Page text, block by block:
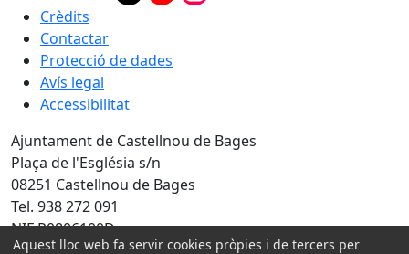
Crèdits
Contactar
Protecció de dades
Avís legal
Accessibilitat
Ajuntament de Castellnou de Bages
Plaça de l'Església s/n
08251 Castellnou de Bages
Tel. 938 272 091
NIF P0806100D
Aquest lloc web fa servir cookies pròpies i de tercers per